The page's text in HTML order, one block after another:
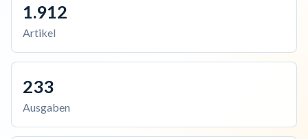
1.912
Artikel
233
Ausgaben